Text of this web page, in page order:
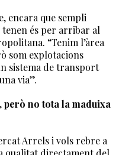
encara que sempli
és per arribar al
“Tenim l’àrea
som explotacions
sistema de transport
via”.
però no tota la maduixa
Arrels i vols rebre a